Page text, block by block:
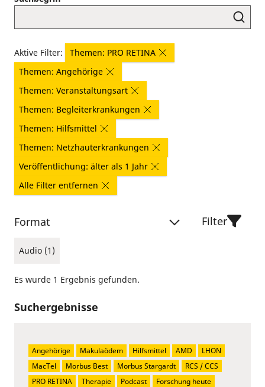
Aktive Filter:
Themen: PRO RETINA
Themen: Angehörige
Themen: Veranstaltungsart
Themen: Begleiterkrankungen
Themen: Hilfsmittel
Themen: Netzhauterkrankungen
Veröffentlichung: älter als 1 Jahr
Alle Filter entfernen
Format
Audio (1)
Filter
Es wurde 1 Ergebnis gefunden.
Suchergebnisse
Angehörige Makulaödem Hilfsmittel AMD
LHON
MacTel
Morbus Best Morbus Stargardt
RCS / CCS
PRO RETINA
Therapie Podcast
Forschung heute